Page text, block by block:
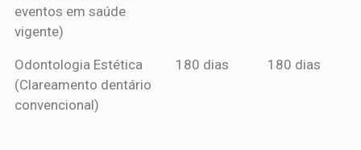
eventos em saúde
vigente)
Odontologia Estética
(Clareamento dentário
convencional)
180 dias 180 dias